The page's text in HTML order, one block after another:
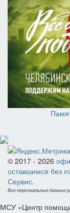
© 2017 - 2026
оставшимся без
Сервис.
Все персональные данные
МСУ «Центр